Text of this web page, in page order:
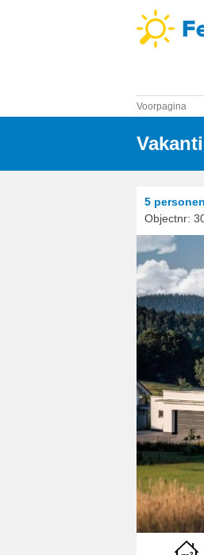
Voorpagina
5 personen
Objectnr: